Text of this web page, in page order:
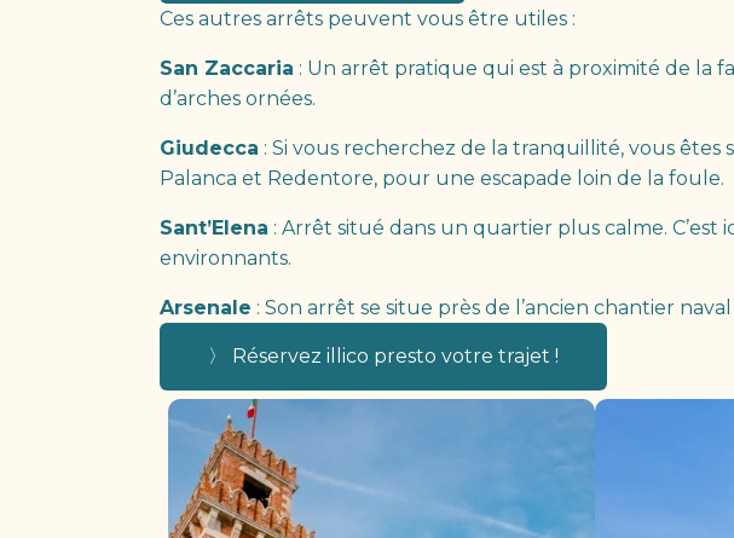
Ces autres arrêts peuvent vous être utiles :
San Zaccaria : Un arrêt pratique qui est à proximité de la
d’arches ornées.
Giudecca : Si vous recherchez de la tranquillité, vous
Palanca et Redentore, pour une escapade loin de la foule.
Sant’Elena : Arrêt situé dans un quartier plus calme.
environnants.
Arsenale : Son arrêt se situe près de l’ancien chantier
〉 Réservez illico presto votre trajet !